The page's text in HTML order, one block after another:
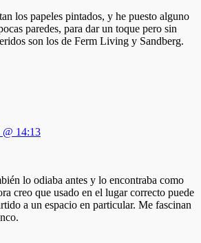
los papeles pintados, y he puesto alguno
paredes, para dar un toque pero sin
son los de Ferm Living y Sandberg.
@ 14:13
lo odiaba antes y lo encontraba como
creo que usado en el lugar correcto puede
a un espacio en particular. Me fascinan